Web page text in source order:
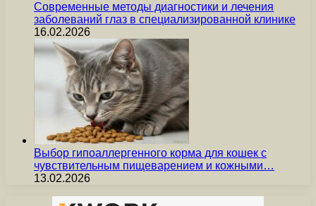
Современные методы диагностики и лечения
заболеваний глаз в специализированной клинике
16.02.2026
Выбор гипоаллергенного корма для кошек с
чувствительным пищеварением и кожными…
13.02.2026